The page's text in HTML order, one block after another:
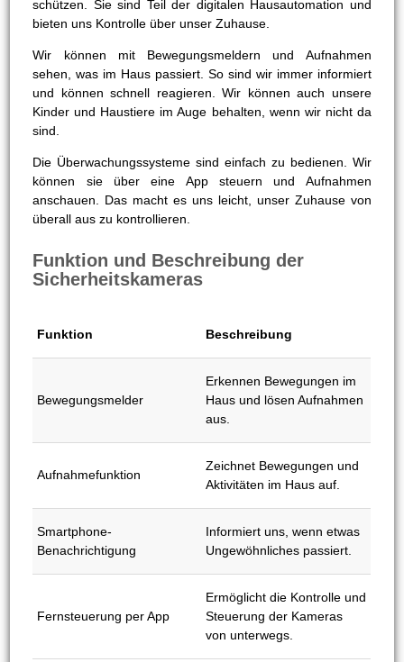
schützen. Sie sind Teil der digitalen Hausautomation und
bieten uns Kontrolle über unser Zuhause.
Wir können mit Bewegungsmeldern und Aufnahmen
sehen, was im Haus passiert. So sind wir immer informiert
und können schnell reagieren. Wir können auch unsere
Kinder und Haustiere im Auge behalten, wenn wir nicht da
sind.
Die Überwachungssysteme sind einfach zu bedienen. Wir
können sie über eine App steuern und Aufnahmen
anschauen. Das macht es uns leicht, unser Zuhause von
überall aus zu kontrollieren.
Funktion und Beschreibung der
Sicherheitskameras
Funktion Beschreibung
Bewegungsmelder
Erkennen Bewegungen im
Haus und lösen Aufnahmen
aus.
Aufnahmefunktion
Zeichnet Bewegungen und
Aktivitäten im Haus auf.
Smartphone-
Benachrichtigung
Informiert uns, wenn etwas
Ungewöhnliches passiert.
Fernsteuerung per App
Ermöglicht die Kontrolle und
Steuerung der Kameras
von unterwegs.